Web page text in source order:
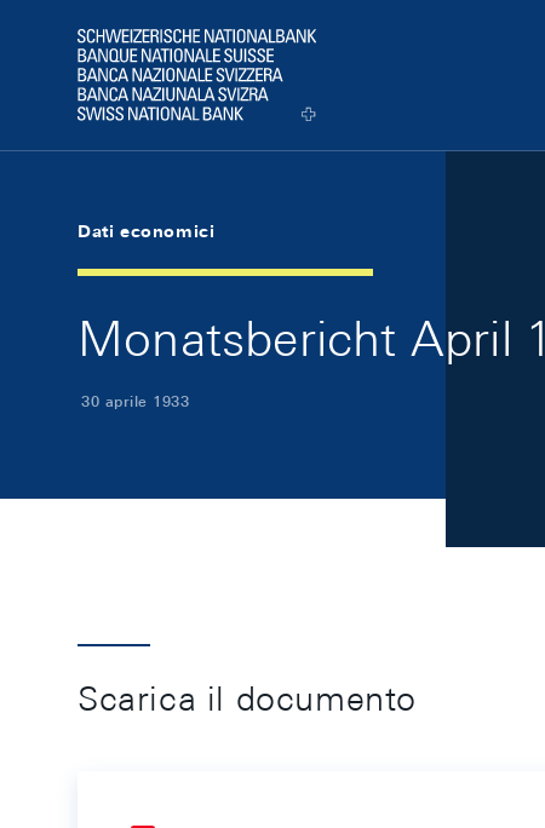
Logo
Dati economici
Monatsbericht April
30 aprile 1933
Scarica il documento